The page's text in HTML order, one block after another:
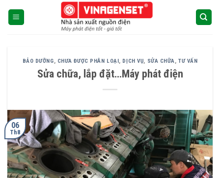
BẢO DƯỠNG, CHƯA ĐƯỢC PHÂN LOẠI, DỊCH VỤ, SỬA CHỮA,TƯ VẤN
Sửa chữa, lắp đặt…Máy phát điện
06
Th8